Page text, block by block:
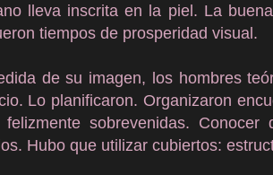
lleva inscrita en la piel. La
tiempos de prosperidad visual.
de su imagen, los hombres
Lo planificaron. Organizaron
felizmente sobrevenidas.
Hubo que utilizar cubiertos: